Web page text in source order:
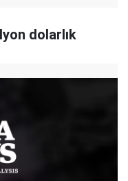
dolarlık